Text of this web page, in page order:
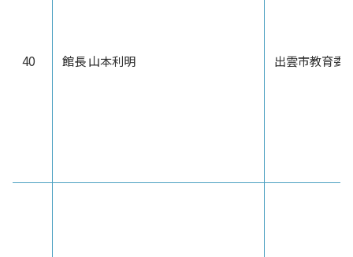
40 館長 山本利明 出雲市教育